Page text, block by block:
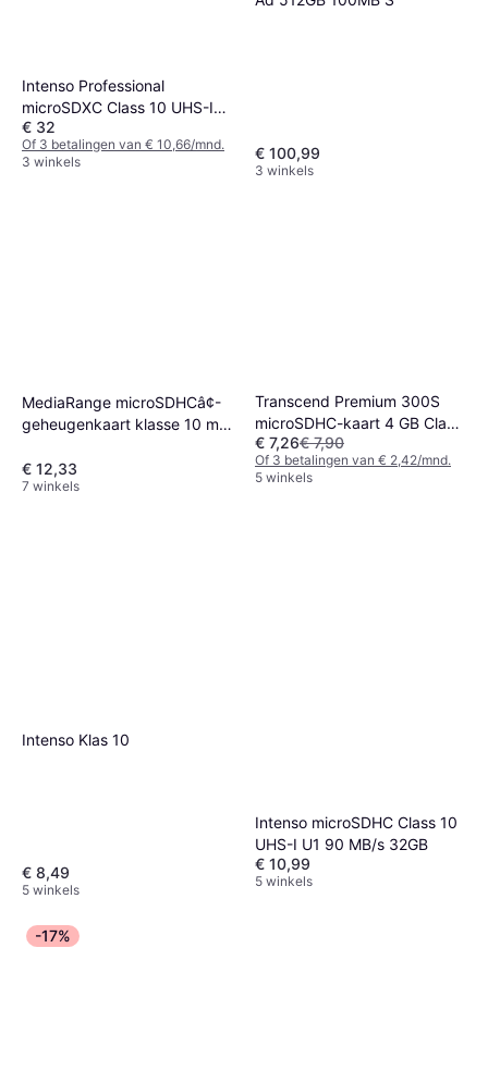
Intenso Professional
microSDXC Class 10 UHS-I
U1 90MB/s 128GB
€ 32
Of 3 betalingen van € 10,66/mnd.
3 winkels
€ 100,99
3 winkels
MediaRange microSDHCâ¢-
geheugenkaart klasse 10 met
€ 12,33
7 winkels
Transcend Premium 300S
microSDHC-kaart 4 GB Class
10
€ 7,26€ 7,90
Of 3 betalingen van € 2,42/mnd.
5 winkels
Intenso Klas 10
€ 8,49
5 winkels
Intenso microSDHC Class 10
UHS-I U1 90 MB/s 32GB
€ 10,99
5 winkels
-17%